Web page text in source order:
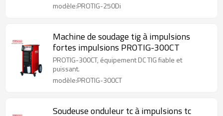
modèle:PROTIG-250Di
Machine de soudage tig à impulsions
fortes impulsions PROTIG-300CT
PROTIG-300CT, équipement DC TIG fiable et
puissant.
modèle:PROTIG-300CT
Soudeuse onduleur tc à impulsions tc